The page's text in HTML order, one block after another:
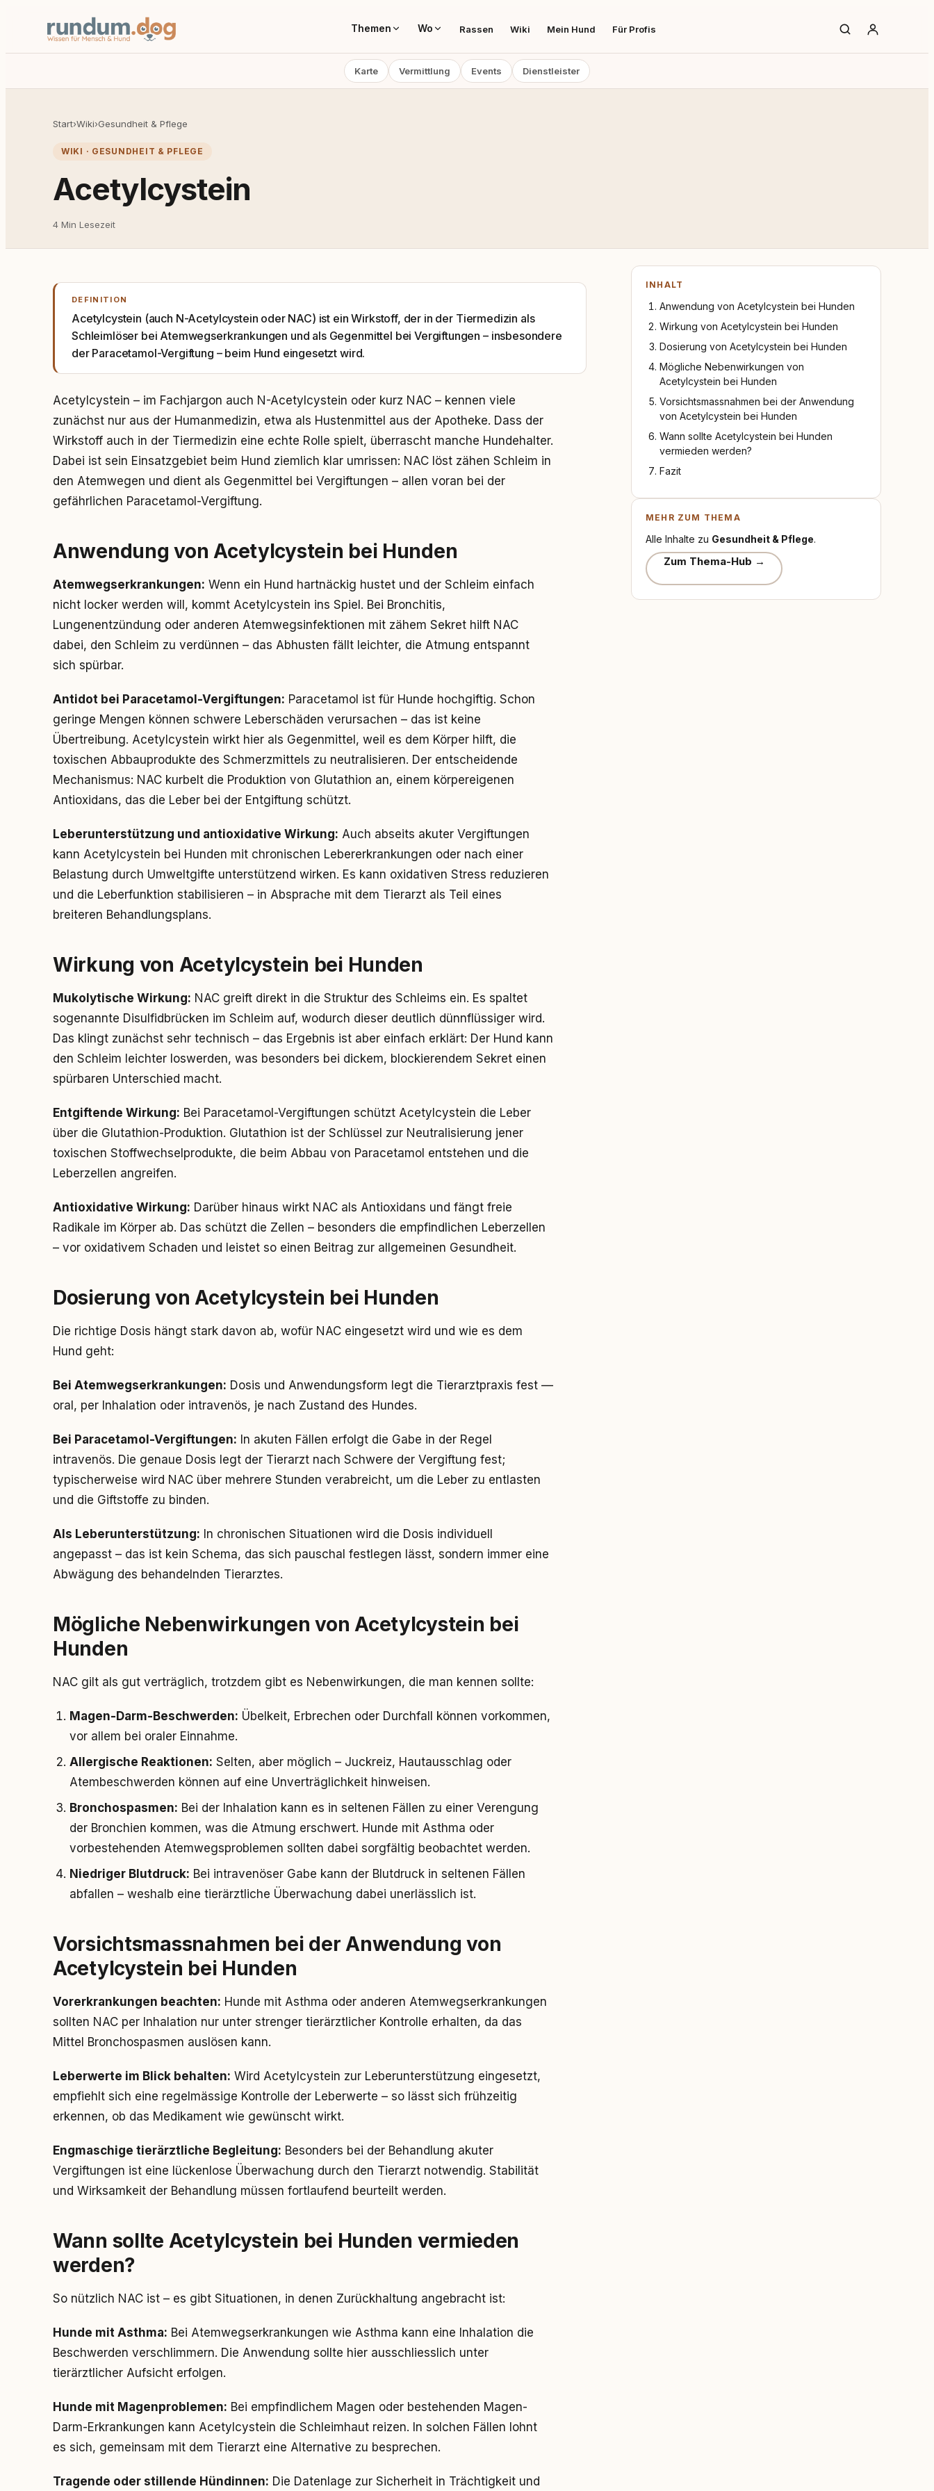
Themen Wo Rassen Wiki Mein Hund Für Profis
Karte Vermittlung Events Dienstleister
Start›Wiki›Gesundheit & Pflege
WIKI · GESUNDHEIT & PFLEGE
Acetylcystein
4 Min Lesezeit
DEFINITION
Acetylcystein (auch N-Acetylcystein oder NAC) ist ein Wirkstoff, der in der Tiermedizin als
Schleimlöser bei Atemwegserkrankungen und als Gegenmittel bei Vergiftungen – insbesondere
der Paracetamol-Vergiftung – beim Hund eingesetzt wird.
Acetylcystein – im Fachjargon auch N-Acetylcystein oder kurz NAC – kennen viele
zunächst nur aus der Humanmedizin, etwa als Hustenmittel aus der Apotheke. Dass der
Wirkstoff auch in der Tiermedizin eine echte Rolle spielt, überrascht manche Hundehalter.
Dabei ist sein Einsatzgebiet beim Hund ziemlich klar umrissen: NAC löst zähen Schleim in
den Atemwegen und dient als Gegenmittel bei Vergiftungen – allen voran bei der
gefährlichen Paracetamol-Vergiftung.
Anwendung von Acetylcystein bei Hunden
Atemwegserkrankungen: Wenn ein Hund hartnäckig hustet und der Schleim einfach
nicht locker werden will, kommt Acetylcystein ins Spiel. Bei Bronchitis,
Lungenentzündung oder anderen Atemwegsinfektionen mit zähem Sekret hilft NAC
dabei, den Schleim zu verdünnen – das Abhusten fällt leichter, die Atmung entspannt
sich spürbar.
Antidot bei Paracetamol-Vergiftungen: Paracetamol ist für Hunde hochgiftig. Schon
geringe Mengen können schwere Leberschäden verursachen – das ist keine
Übertreibung. Acetylcystein wirkt hier als Gegenmittel, weil es dem Körper hilft, die
toxischen Abbauprodukte des Schmerzmittels zu neutralisieren. Der entscheidende
Mechanismus: NAC kurbelt die Produktion von Glutathion an, einem körpereigenen
Antioxidans, das die Leber bei der Entgiftung schützt.
Leberunterstützung und antioxidative Wirkung: Auch abseits akuter Vergiftungen
kann Acetylcystein bei Hunden mit chronischen Lebererkrankungen oder nach einer
Belastung durch Umweltgifte unterstützend wirken. Es kann oxidativen Stress reduzieren
und die Leberfunktion stabilisieren – in Absprache mit dem Tierarzt als Teil eines
breiteren Behandlungsplans.
Wirkung von Acetylcystein bei Hunden
Mukolytische Wirkung: NAC greift direkt in die Struktur des Schleims ein. Es spaltet
sogenannte Disulfidbrücken im Schleim auf, wodurch dieser deutlich dünnflüssiger wird.
Das klingt zunächst sehr technisch – das Ergebnis ist aber einfach erklärt: Der Hund kann
den Schleim leichter loswerden, was besonders bei dickem, blockierendem Sekret einen
spürbaren Unterschied macht.
Entgiftende Wirkung: Bei Paracetamol-Vergiftungen schützt Acetylcystein die Leber
über die Glutathion-Produktion. Glutathion ist der Schlüssel zur Neutralisierung jener
toxischen Stoffwechselprodukte, die beim Abbau von Paracetamol entstehen und die
Leberzellen angreifen.
Antioxidative Wirkung: Darüber hinaus wirkt NAC als Antioxidans und fängt freie
Radikale im Körper ab. Das schützt die Zellen – besonders die empfindlichen Leberzellen
– vor oxidativem Schaden und leistet so einen Beitrag zur allgemeinen Gesundheit.
Dosierung von Acetylcystein bei Hunden
Die richtige Dosis hängt stark davon ab, wofür NAC eingesetzt wird und wie es dem
Hund geht:
Bei Atemwegserkrankungen: Dosis und Anwendungsform legt die Tierarztpraxis fest —
oral, per Inhalation oder intravenös, je nach Zustand des Hundes.
Bei Paracetamol-Vergiftungen: In akuten Fällen erfolgt die Gabe in der Regel
intravenös. Die genaue Dosis legt der Tierarzt nach Schwere der Vergiftung fest;
typischerweise wird NAC über mehrere Stunden verabreicht, um die Leber zu entlasten
und die Giftstoffe zu binden.
Als Leberunterstützung: In chronischen Situationen wird die Dosis individuell
angepasst – das ist kein Schema, das sich pauschal festlegen lässt, sondern immer eine
Abwägung des behandelnden Tierarztes.
Mögliche Nebenwirkungen von Acetylcystein bei
Hunden
NAC gilt als gut verträglich, trotzdem gibt es Nebenwirkungen, die man kennen sollte:
Magen-Darm-Beschwerden: Übelkeit, Erbrechen oder Durchfall können vorkommen,
vor allem bei oraler Einnahme.
Allergische Reaktionen: Selten, aber möglich – Juckreiz, Hautausschlag oder
Atembeschwerden können auf eine Unverträglichkeit hinweisen.
Bronchospasmen: Bei der Inhalation kann es in seltenen Fällen zu einer Verengung
der Bronchien kommen, was die Atmung erschwert. Hunde mit Asthma oder
vorbestehenden Atemwegsproblemen sollten dabei sorgfältig beobachtet werden.
Niedriger Blutdruck: Bei intravenöser Gabe kann der Blutdruck in seltenen Fällen
abfallen – weshalb eine tierärztliche Überwachung dabei unerlässlich ist.
Vorsichtsmassnahmen bei der Anwendung von
Acetylcystein bei Hunden
Vorerkrankungen beachten: Hunde mit Asthma oder anderen Atemwegserkrankungen
sollten NAC per Inhalation nur unter strenger tierärztlicher Kontrolle erhalten, da das
Mittel Bronchospasmen auslösen kann.
Leberwerte im Blick behalten: Wird Acetylcystein zur Leberunterstützung eingesetzt,
empfiehlt sich eine regelmässige Kontrolle der Leberwerte – so lässt sich frühzeitig
erkennen, ob das Medikament wie gewünscht wirkt.
Engmaschige tierärztliche Begleitung: Besonders bei der Behandlung akuter
Vergiftungen ist eine lückenlose Überwachung durch den Tierarzt notwendig. Stabilität
und Wirksamkeit der Behandlung müssen fortlaufend beurteilt werden.
Wann sollte Acetylcystein bei Hunden vermieden
werden?
So nützlich NAC ist – es gibt Situationen, in denen Zurückhaltung angebracht ist:
Hunde mit Asthma: Bei Atemwegserkrankungen wie Asthma kann eine Inhalation die
Beschwerden verschlimmern. Die Anwendung sollte hier ausschliesslich unter
tierärztlicher Aufsicht erfolgen.
Hunde mit Magenproblemen: Bei empfindlichem Magen oder bestehenden Magen-
Darm-Erkrankungen kann Acetylcystein die Schleimhaut reizen. In solchen Fällen lohnt
es sich, gemeinsam mit dem Tierarzt eine Alternative zu besprechen.
Tragende oder stillende Hündinnen: Die Datenlage zur Sicherheit in Trächtigkeit und
INHALT
Anwendung von Acetylcystein bei Hunden
Wirkung von Acetylcystein bei Hunden
Dosierung von Acetylcystein bei Hunden
Mögliche Nebenwirkungen von
Acetylcystein bei Hunden
Vorsichtsmassnahmen bei der Anwendung
von Acetylcystein bei Hunden
Wann sollte Acetylcystein bei Hunden
vermieden werden?
Fazit
MEHR ZUM THEMA
Alle Inhalte zu Gesundheit & Pflege.
Zum Thema-Hub →